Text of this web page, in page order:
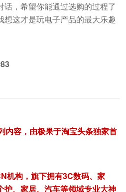
，希望你能通过选购的过程了
想这才是玩电子产品的最大乐趣
内容，由极果于淘宝头条独家首
机构，旗下拥有3C数码、家
护、家居、汽车等领域专业大神